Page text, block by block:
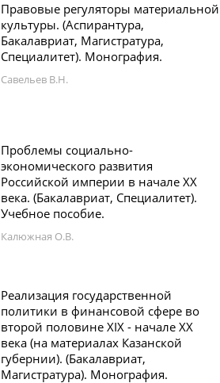
Правовые регуляторы материальной
культуры. (Аспирантура,
Бакалавриат, Магистратура,
Специалитет). Монография.
Савельев В.Н.
Проблемы социально-
экономического развития
Российской империи в начале ХХ
века. (Бакалавриат, Специалитет).
Учебное пособие.
Калюжная О.В.
Реализация государственной
политики в финансовой сфере во
второй половине XIX - начале XX
века (на материалах Казанской
губернии). (Бакалавриат,
Магистратура). Монография.